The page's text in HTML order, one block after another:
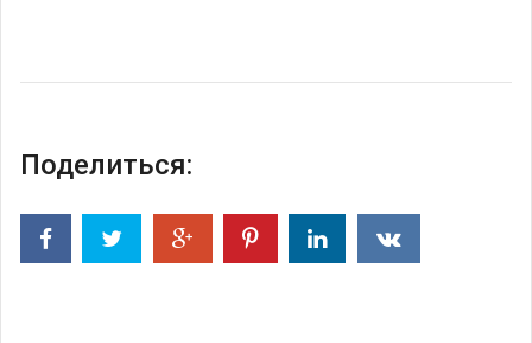
Поделиться: